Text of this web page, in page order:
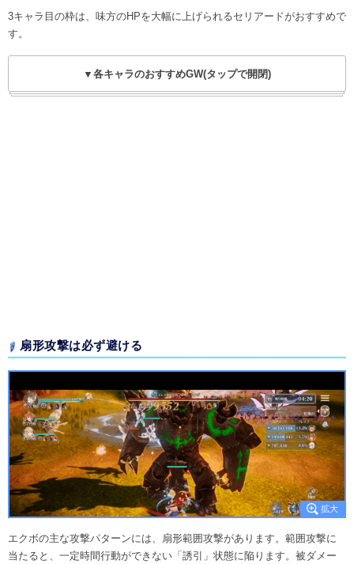
3キャラ目の枠は、味方のHPを大幅に上げられるセリアードがおすすめで
す。
▼各キャラのおすすめGW(タップで開閉)
扇形攻撃は必ず避ける
エクボの主な攻撃パターンには、扇形範囲攻撃があります。範囲攻撃に
当たると、一定時間行動ができない「誘引」状態に陥ります。被ダメー